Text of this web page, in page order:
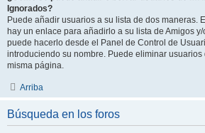
Ignorados?
Puede añadir usuarios a su lista de dos maneras.
hay un enlace para añadirlo a su lista de Amigos
puede hacerlo desde el Panel de Control de
introduciendo su nombre. Puede eliminar usuarios
misma página.
Arriba
Búsqueda en los foros